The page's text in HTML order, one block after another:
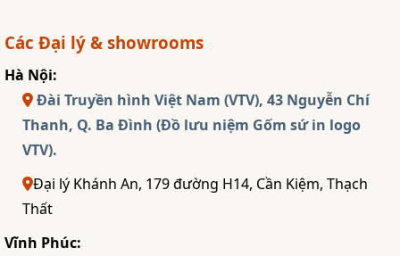
Các Đại lý & showrooms
Hà Nội:
Đài Truyền hình Việt Nam (VTV), 43 Nguyễn Chí
Thanh, Q. Ba Đình (Đồ lưu niệm Gốm sứ in logo
VTV).
Đại lý Khánh An, 179 đường H14, Cần Kiệm, Thạch
Thất
Vĩnh Phúc: